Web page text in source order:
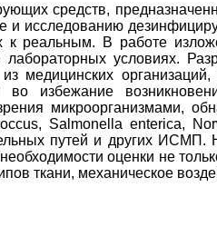
средств,
и исследованию
к реальным. В работе
лабораторных условиях.
медицинских
во избежание
микроорганизмами,
Salmonella enterica,
путей и других ИСМП.
оценки не
ткани, механическое